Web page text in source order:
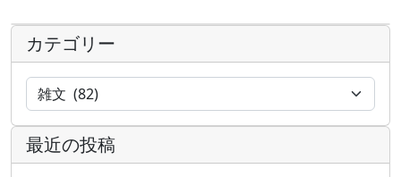
カテゴリー
最近の投稿